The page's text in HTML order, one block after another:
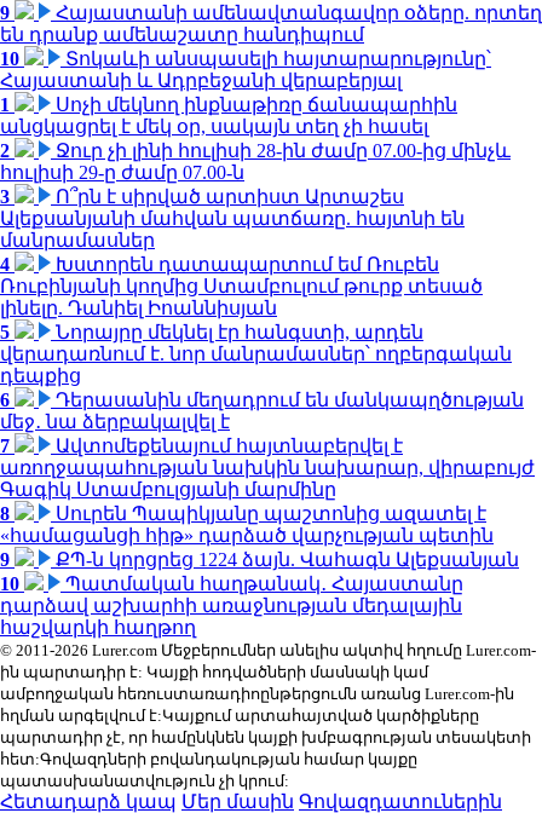
9
Հայաստանի ամենավտանգավոր օձերը. որտեղ
են դրանք ամենաշատը հանդիպում
10
Տոկաևի անսպասելի հայտարարությունը՝
Հայաստանի և Ադրբեջանի վերաբերյալ
1
Սոչի մեկնող ինքնաթիռը ճանապարհին
անցկացրել է մեկ օր, սակայն տեղ չի հասել
2
Ջուր չի լինի հուլիսի 28-ին ժամը 07.00-ից մինչև
հուլիսի 29-ը ժամը 07.00-ն
3
Ո՞րն է սիրված արտիստ Արտաշես
Ալեքսանյանի մահվան պատճառը. հայտնի են
մանրամասներ
4
Խստորեն դատապարտում եմ Ռուբեն
Ռուբինյանի կողմից Ստամբուլում թուրք տեսած
լինելը. Դանիել Իոաննիսյան
5
Նորայրը մեկնել էր հանգստի, արդեն
վերադառնում է. նոր մանրամասներ՝ ողբերգական
դեպքից
6
Դերասանին մեղադրում են մանկապղծության
մեջ․ նա ձերբակալվել է
7
Ավտոմեքենայում հայտնաբերվել է
առողջապահության նախկին նախարար, վիրաբույժ
Գագիկ Ստամբուլցյանի մարմինը
8
Սուրեն Պապիկյանը պաշտոնից ազատել է
«համացանցի հիթ» դարձած վարչության պետին
9
ՔՊ-ն կորցրեց 1224 ձայն. Վահագն Ալեքսանյան
10
Պատմական հաղթանակ․ Հայաստանը
դարձավ աշխարհի առաջնության մեդալային
հաշվարկի հաղթող
© 2011-2026 Lurer.com Մեջբերումներ անելիս ակտիվ հղումը Lurer.com-
ին պարտադիր է: Կայքի հոդվածների մասնակի կամ
ամբողջական հեռուստառադիոընթերցումն առանց Lurer.com-ին
հղման արգելվում է:Կայքում արտահայտված կարծիքները
պարտադիր չէ, որ համընկնեն կայքի խմբագրության տեսակետի
հետ:Գովազդների բովանդակության համար կայքը
պատասխանատվություն չի կրում:
Հետադարձ կապ Մեր մասին Գովազդատուներին